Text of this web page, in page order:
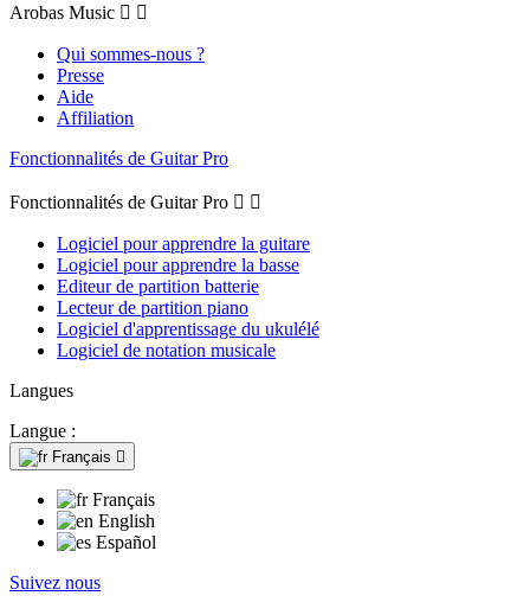
Arobas Music  
Qui sommes-nous ?
Presse
Aide
Affiliation
Fonctionnalités de Guitar Pro
Fonctionnalités de Guitar Pro  
Logiciel pour apprendre la guitare
Logiciel pour apprendre la basse
Editeur de partition batterie
Lecteur de partition piano
Logiciel d'apprentissage du ukulélé
Logiciel de notation musicale
Langues
Langue :
Français 
Français
English
Español
Suivez nous